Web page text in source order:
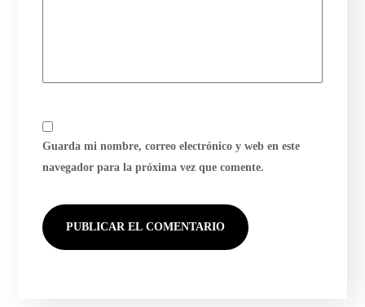
Guarda mi nombre, correo electrónico y web en este
navegador para la próxima vez que comente.